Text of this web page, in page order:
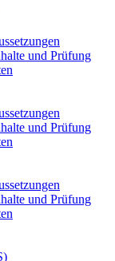
und Prüfung
und Prüfung
und Prüfung